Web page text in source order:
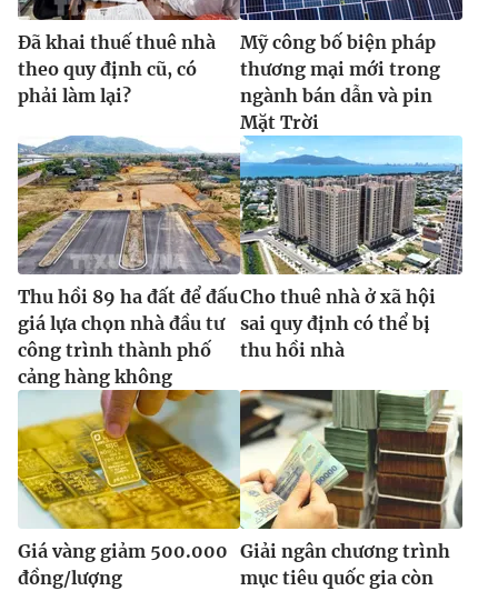
Đã khai thuế thuê nhà
theo quy định cũ, có
phải làm lại?
Mỹ công bố biện pháp
thương mại mới trong
ngành bán dẫn và pin
Mặt Trời
Thu hồi 89 ha đất để đấu
giá lựa chọn nhà đầu tư
công trình thành phố
cảng hàng không
Cho thuê nhà ở xã hội
sai quy định có thể bị
thu hồi nhà
Giá vàng giảm 500.000
đồng/lượng
Giải ngân chương trình
mục tiêu quốc gia còn